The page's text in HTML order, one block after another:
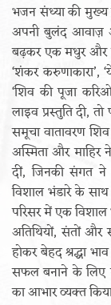
भजन संध्या की मुख्य
अपनी बुलंद आवाज़
बढ़कर एक मधुर और
‘शंकर करुणाकारा’,
‘शिव की पूजा
लाइव प्रस्तुति दी,
समूचा वातावरण
अस्मिता और माहिर
दीं, जिनकी संगत ने
विशाल भंडारे के
परिसर में एक
अतिथियों, संतों और
होकर बेहद श्रद्धा
सफल बनाने के लिए
का आभार व्यक्त